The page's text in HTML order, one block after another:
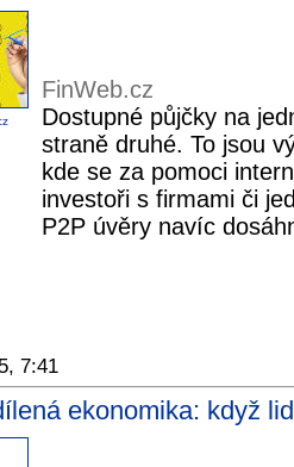
FinWeb.cz
Dostupné půjčky na
straně druhé. To jsou
kde se za pomoci
investoři s firmami či
P2P úvěry navíc
7:41
ekonomika: když